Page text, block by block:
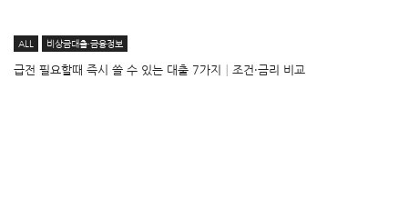
ALL 비상금대출·금융정보
급전 필요할때 즉시 쓸 수 있는 대출 7가지│조건·금리 비교